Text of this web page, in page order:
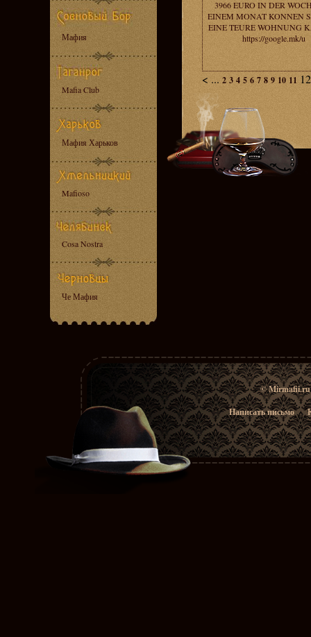
Мафия
Mafia Club
Мафия Харьков
Mafioso
Cosa Nostra
Че Мафия
3966 EURO IN DER
EINEM MONAT KONNEN
EINE TEURE WOHNUNG
https://google.mk/u
< ... 2 3 4 5 6 7 8 9 10 11
© Mirmafii.ru
Написать письмо